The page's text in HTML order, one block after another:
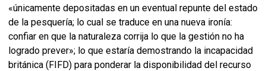
«únicamente depositadas en un eventual repunte del estado
de la pesquería; lo cual se traduce en una nueva ironía:
confiar en que la naturaleza corrija lo que la gestión no ha
logrado prever»; lo que estaría demostrando la incapacidad
británica (FIFD) para ponderar la disponibilidad del recurso